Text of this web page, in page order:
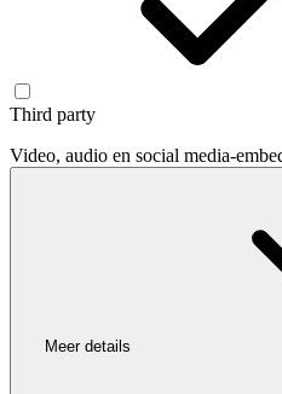
Third party
Video, audio en social media-
Meer details